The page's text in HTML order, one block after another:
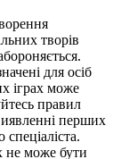
творів
для осіб
іграх може
правил
перших
не може бути